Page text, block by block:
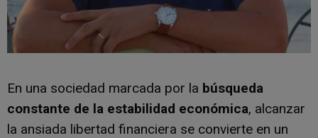
En una sociedad marcada por la búsqueda
constante de la estabilidad económica, alcanzar
la ansiada libertad financiera se convierte en un